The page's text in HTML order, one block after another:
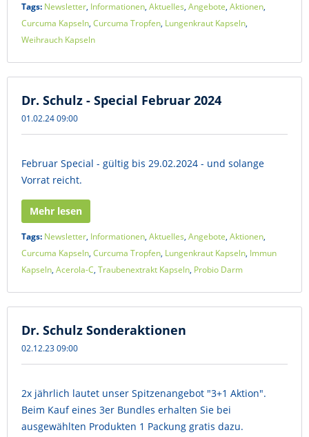
Tags: Newsletter, Informationen, Aktuelles, Angebote, Aktionen,
Curcuma Kapseln, Curcuma Tropfen, Lungenkraut Kapseln,
Weihrauch Kapseln
Dr. Schulz - Special Februar 2024
01.02.24 09:00
Februar Special - gültig bis 29.02.2024 - und solange
Vorrat reicht.
Mehr lesen
Tags: Newsletter, Informationen, Aktuelles, Angebote, Aktionen,
Curcuma Kapseln, Curcuma Tropfen, Lungenkraut Kapseln, Immun
Kapseln, Acerola-C, Traubenextrakt Kapseln, Probio Darm
Dr. Schulz Sonderaktionen
02.12.23 09:00
2x jährlich lautet unser Spitzenangebot "3+1 Aktion".
Beim Kauf eines 3er Bundles erhalten Sie bei
ausgewählten Produkten 1 Packung gratis dazu.